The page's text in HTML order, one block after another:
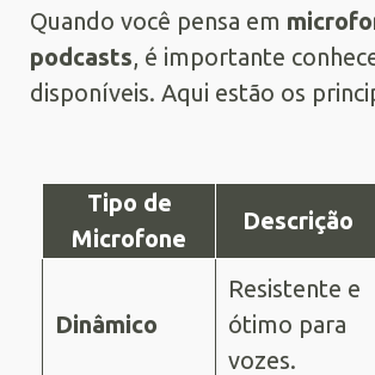
Quando você pensa em
podcasts, é importante
disponíveis. Aqui estão os
Tipo de
Microfone
Descrição
Dinâmico
Resistente e
ótimo para
vozes.